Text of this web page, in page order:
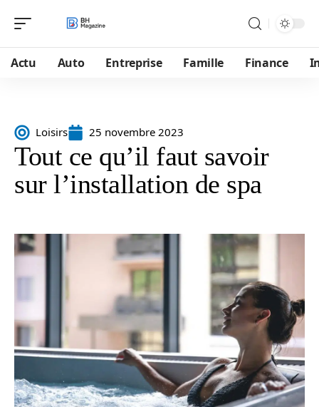
Actu Auto Entreprise Famille Finance
Loisirs 25 novembre 2023
Tout ce qu’il faut savoir
sur l’installation de spa